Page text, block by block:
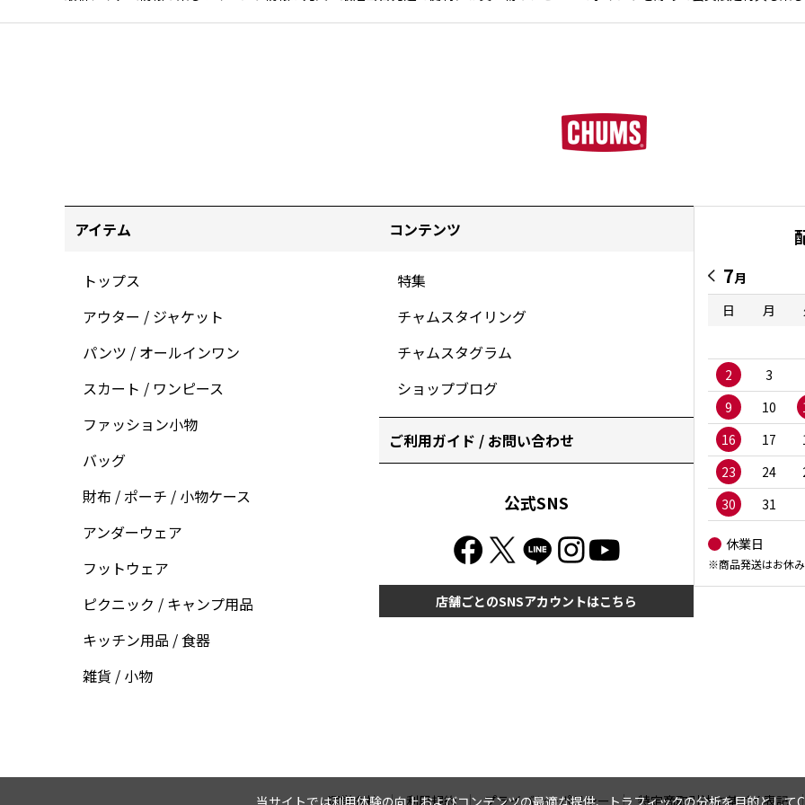
アイテム
トップス
アウター / ジャケット
パンツ / オールインワン
スカート / ワンピース
ファッション小物
バッグ
財布 / ポーチ / 小物ケース
アンダーウェア
フットウェア
ピクニック / キャンプ用品
キッチン用品 / 食器
雑貨 / 小物
コンテンツ
特集
チャムスタイリング
チャムスタグラム
ショップブログ
ご利用ガイド / お問い合わせ
公式SNS
店舗ごとのSNSアカウントはこちら
7月
日
月
2
3
9
10
16
17
23
24
30
31
休業日
※商品発送はお休
運営会社 利用規約 プライバシーポリシー 特定商取引法に基づく表記